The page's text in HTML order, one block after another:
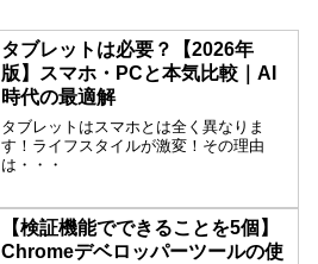
タブレットは必要？【2026年
版】スマホ・PCと本気比較｜AI
時代の最適解
タブレットはスマホとは全く異なりま
す！ライフスタイルが激変！その理由
は・・・
【検証機能でできることを5個】
Chromeデベロッパーツールの使